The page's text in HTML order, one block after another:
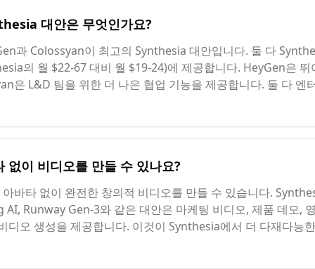
대안은 무엇인가요?
과 Colossyan이 최고의 Synthesia 대안입니다. 둘 다
의 월 $22-67 대비 월 $19-24)에 제공합니다. HeyGen은
은 L&D 팀을 위한 더 나은 협업 기능을 제공합니다. 둘 다 엔
이 비디오를 만들 수 있나요?
바타 없이 완전한 창의적 비디오를 만들 수 있습니다.
Runway Gen-3와 같은 대안은 마케팅 비디오, 제품 데모,
디오 생성을 제공합니다. 이것이 Synthesia에서 더 다재다능